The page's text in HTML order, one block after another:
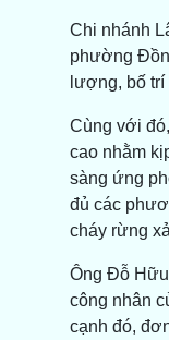
Chi nhánh
phường
lượng, bố
Cùng với
cao nhằm
sàng ứng
đủ các
cháy rừng
Ông Đỗ
công nhân
cạnh đó,